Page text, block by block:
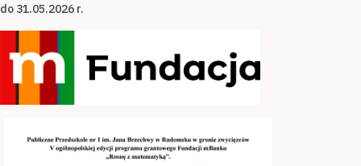
do 31.05.2026 r.